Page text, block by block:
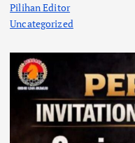
Pilihan Editor
Uncategorized